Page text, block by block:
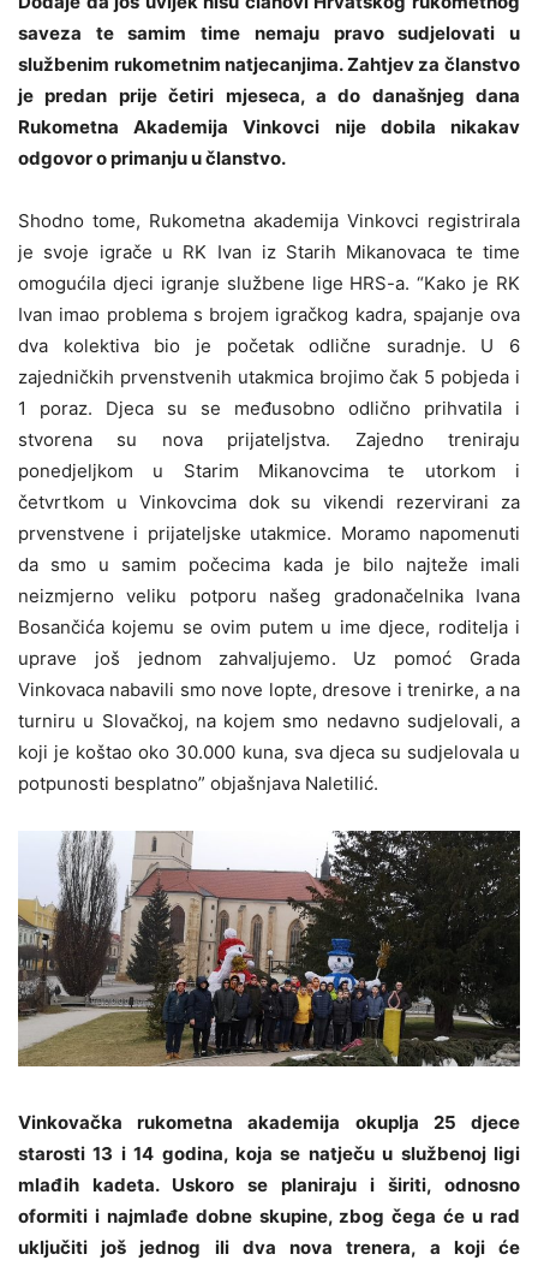
saveza te samim time nemaju pravo sudjelovati u
službenim rukometnim natjecanjima. Zahtjev za članstvo
je predan prije četiri mjeseca, a do današnjeg dana
Rukometna Akademija Vinkovci nije dobila nikakav
odgovor o primanju u članstvo.
Shodno tome, Rukometna akademija Vinkovci registrirala
je svoje igrače u RK Ivan iz Starih Mikanovaca te time
omogućila djeci igranje službene lige HRS-a. “Kako je RK
Ivan imao problema s brojem igračkog kadra, spajanje ova
dva kolektiva bio je početak odlične suradnje. U 6
zajedničkih prvenstvenih utakmica brojimo čak 5 pobjeda i
1 poraz. Djeca su se međusobno odlično prihvatila i
stvorena su nova prijateljstva. Zajedno treniraju
ponedjeljkom u Starim Mikanovcima te utorkom i
četvrtkom u Vinkovcima dok su vikendi rezervirani za
prvenstvene i prijateljske utakmice. Moramo napomenuti
da smo u samim počecima kada je bilo najteže imali
neizmjerno veliku potporu našeg gradonačelnika Ivana
Bosančića kojemu se ovim putem u ime djece, roditelja i
uprave još jednom zahvaljujemo. Uz pomoć Grada
Vinkovaca nabavili smo nove lopte, dresove i trenirke, a na
turniru u Slovačkoj, na kojem smo nedavno sudjelovali, a
koji je koštao oko 30.000 kuna, sva djeca su sudjelovala u
potpunosti besplatno” objašnjava Naletilić.
Vinkovačka rukometna akademija okuplja 25 djece
starosti 13 i 14 godina, koja se natječu u službenoj ligi
mlađih kadeta. Uskoro se planiraju i širiti, odnosno
oformiti i najmlađe dobne skupine, zbog čega će u rad
uključiti još jednog ili dva nova trenera, a koji će